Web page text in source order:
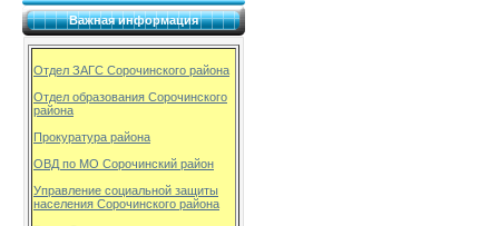
Важная информация
Отдел ЗАГС Сорочинского района
Отдел образования Сорочинского
района
Прокуратура района
ОВД по МО Сорочинский район
Управление социальной защиты
населения Сорочинского района